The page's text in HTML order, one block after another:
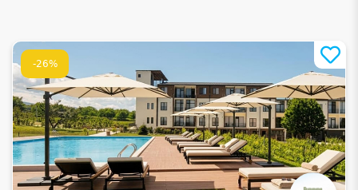
-26%